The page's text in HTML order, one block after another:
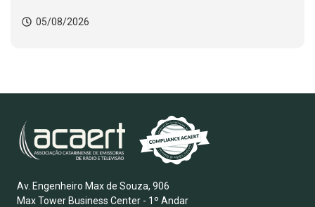
05/08/2026
Av. Engenheiro Max de Souza, 906
Max Tower Business Center - 1º Andar